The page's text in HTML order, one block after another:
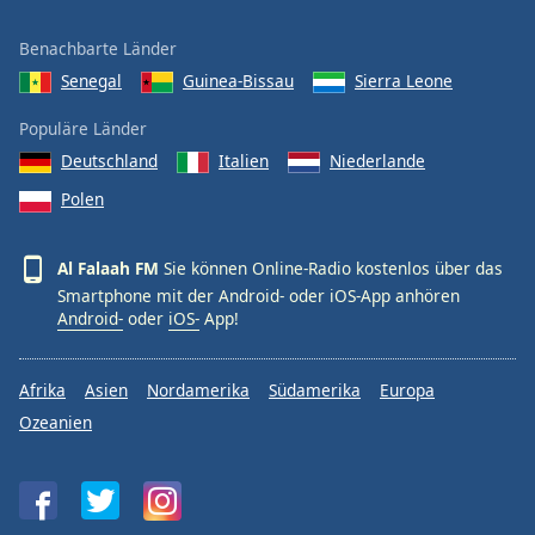
Benachbarte Länder
Senegal
Guinea-Bissau Sierra Leone
Populäre Länder
Deutschland
Italien
Niederlande
Polen
Al Falaah FM Sie können Online-Radio kostenlos über das
Smartphone mit der Android- oder iOS-App anhören
Android- oder iOS- App!
Afrika Asien Nordamerika Südamerika
Europa
Ozeanien